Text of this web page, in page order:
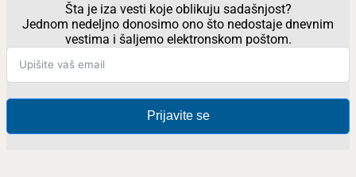
Šta je iza vesti koje oblikuju sadašnjost?
Jednom nedeljno donosimo ono što nedostaje dnevnim
vestima i šaljemo elektronskom poštom.
Prijavite se